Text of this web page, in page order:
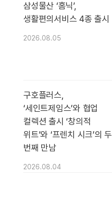
삼성물산 ‘홈닉’,
생활편의서비스 4종 출시
2026.08.05
구호플러스,
‘세인트제임스’와 협업
컬렉션 출시 ‘창의적
위트’와 ‘프렌치 시크’의 두
번째 만남
2026.08.04